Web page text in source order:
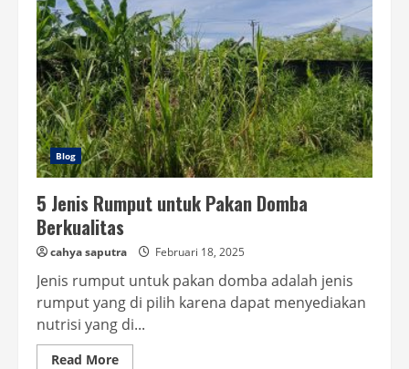
Blog
5 Jenis Rumput untuk Pakan Domba
Berkualitas
cahya saputra Februari 18, 2025
Jenis rumput untuk pakan domba adalah jenis
rumput yang di pilih karena dapat menyediakan
nutrisi yang di...
Read MoreRead